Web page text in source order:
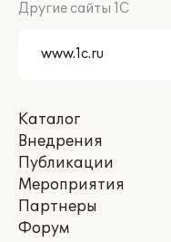
Другие сайты 1С
Каталог
Внедрения
Публикации
Мероприятия
Партнеры
Форум